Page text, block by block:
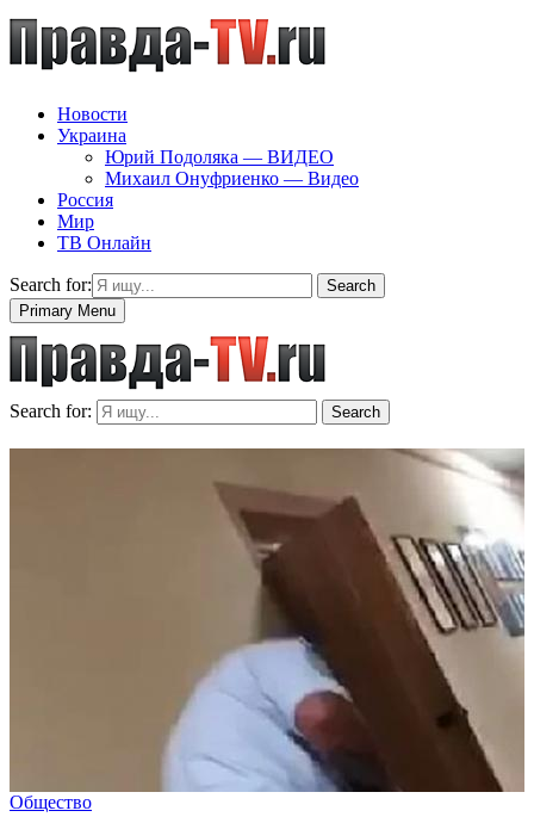
Новости
Украина
Юрий Подоляка — ВИДЕО
Михаил Онуфриенко — Видео
Россия
Мир
ТВ Онлайн
Search for:
Search
Primary Menu
Search for: Search
Общество